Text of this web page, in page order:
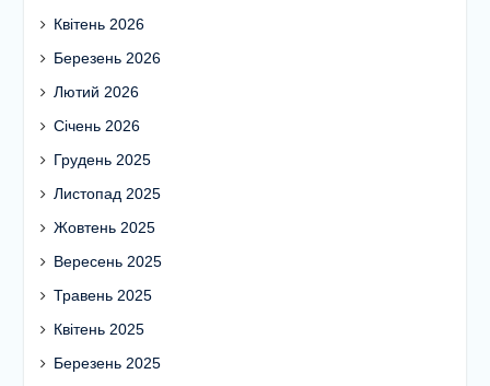
Квітень 2026
Березень 2026
Лютий 2026
Січень 2026
Грудень 2025
Листопад 2025
Жовтень 2025
Вересень 2025
Травень 2025
Квітень 2025
Березень 2025